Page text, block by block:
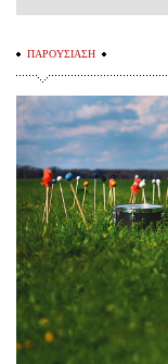
ΠΑΡΟΥΣΙΑΣΗ